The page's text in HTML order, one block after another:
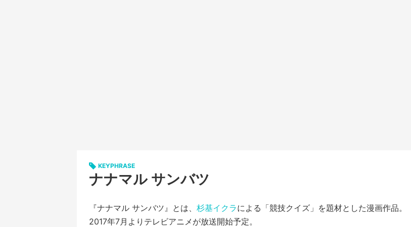
KEYPHRASE
ナナマル サンバツ
『ナナマル サンバツ』とは、 杉基イクラによる「競技クイズ」を題材とした漫画作品。
2017年7月よりテレビアニメが放送開始予定。